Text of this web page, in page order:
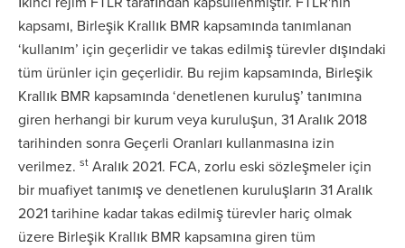
kapsamı, Birleşik Krallık BMR kapsamında tanımlanan
‘kullanım’ için geçerlidir ve takas edilmiş türevler dışındaki
tüm ürünler için geçerlidir. Bu rejim kapsamında, Birleşik
Krallık BMR kapsamında ‘denetlenen kuruluş’ tanımına
giren herhangi bir kurum veya kuruluşun, 31 Aralık 2018
tarihinden sonra Geçerli Oranları kullanmasına izin
verilmez. st Aralık 2021. FCA, zorlu eski sözleşmeler için
bir muafiyet tanımış ve denetlenen kuruluşların 31 Aralık
2021 tarihine kadar takas edilmiş türevler hariç olmak
üzere Birleşik Krallık BMR kapsamına giren tüm